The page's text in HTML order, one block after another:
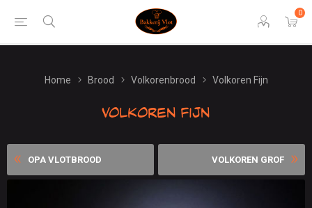
0
Home Brood Volkorenbrood Volkoren Fijn
Volkoren Fijn
OPA VLOTBROOD VOLKOREN GROF